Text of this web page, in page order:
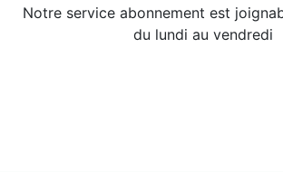
Notre service abonnement est
du lundi au vendredi